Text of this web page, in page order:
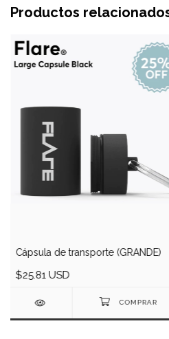
Productos
Cápsula de transporte (GRANDE)
$25.81 USD